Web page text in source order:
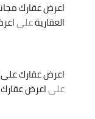
اعرض عقارك
العقاريةعلى
اعرض عقارك على
علىاعرض